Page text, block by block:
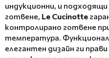
индукционни, и
готвене, Le Cucinotte
контролирано готвене
температура.
елегантен дизайн ги